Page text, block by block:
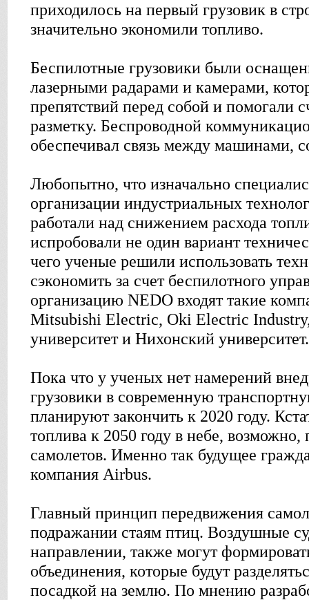
приходилось на первый грузовик в
значительно экономили топливо.
Беспилотные грузовики были
лазерными радарами и камерами,
препятствий перед собой и помогали
разметку. Беспроводной
обеспечивал связь между машинами,
Любопытно, что изначально
организации индустриальных
работали над снижением расхода
испробовали не один вариант
чего ученые решили использовать
сэкономить за счет беспилотного
организацию NEDO входят такие
Mitsubishi Electric, Oki Electric
университет и Нихонский университет.
Пока что у ученых нет намерений
грузовики в современную
планируют закончить к 2020 году.
топлива к 2050 году в небе, возможно,
самолетов. Именно так будущее
компания Airbus.
Главный принцип передвижения
подражании стаям птиц. Воздушные
направлении, также могут
объединения, которые будут
посадкой на землю. По мнению